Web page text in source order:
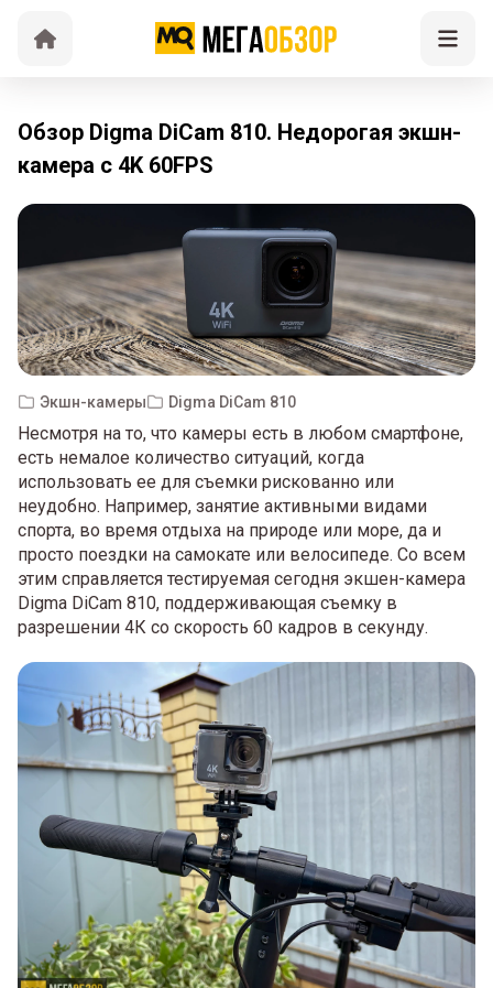
Обзор Digma DiCam 810. Недорогая экшн-
камера с 4K 60FPS
Экшн-камеры Digma DiCam 810
Несмотря на то, что камеры есть в любом смартфоне,
есть немалое количество ситуаций, когда
использовать ее для съемки рискованно или
неудобно. Например, занятие активными видами
спорта, во время отдыха на природе или море, да и
просто поездки на самокате или велосипеде. Со всем
этим справляется тестируемая сегодня экшен-камера
Digma DiCam 810, поддерживающая съемку в
разрешении 4К со скорость 60 кадров в секунду.